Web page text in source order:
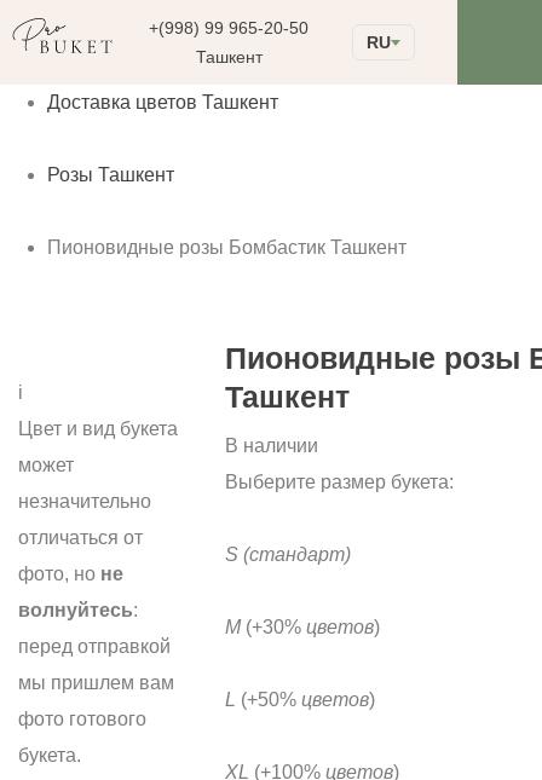
+(998) 99 965-20-50
Ташкент
RU
Доставка цветов Ташкент
Розы Ташкент
Пионовидные розы Бомбастик Ташкент
i
Цвет и вид букета
может
незначительно
отличаться от
фото, но не
волнуйтесь:
перед отправкой
мы пришлем вам
фото готового
букета.
Пионовидные розы
Ташкент
В наличии
Выберите размер букета:
S (стандарт)
M(+30% цветов)
L (+50% цветов)
XL (+100% цветов)